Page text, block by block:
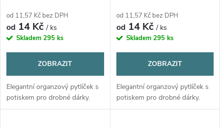
od 11,57 Kč bez DPH
od 14 Kč/ ks
Skladem 295 ks
ZOBRAZIT
Elegantní organzový pytlíček s
potiskem pro drobné dárky.
od 11,57 Kč bez DPH
od 14 Kč/ ks
Skladem 295 ks
ZOBRAZIT
Elegantní organzový pytlíček s
potiskem pro drobné dárky.